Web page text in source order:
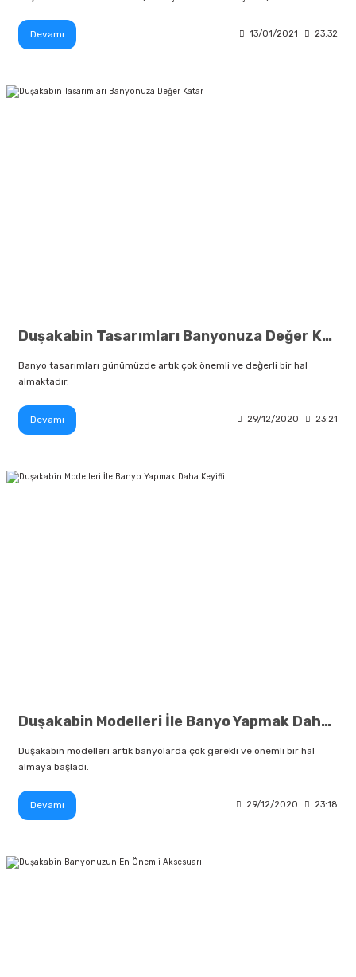
Devamı 13/01/2021 23:32
Duşakabin Tasarımları Banyonuza Değer Katar
Banyo tasarımları günümüzde artık çok önemli ve değerli bir hal
almaktadır.
Devamı 29/12/2020 23:21
Duşakabin Modelleri İle Banyo Yapmak Daha Keyifli
Duşakabin modelleri artık banyolarda çok gerekli ve önemli bir hal
almaya başladı.
Devamı 29/12/2020 23:18